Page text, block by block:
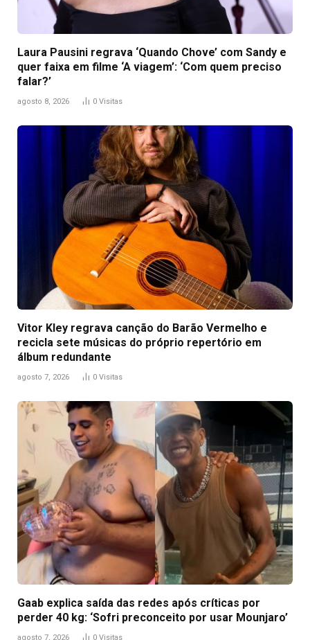
Laura Pausini regrava ‘Quando Chove’ com Sandy e
quer faixa em filme ‘A viagem’: ‘Com quem preciso
falar?’
agosto 8, 2026 0 Visitas
Vitor Kley regrava canção do Barão Vermelho e
recicla sete músicas do próprio repertório em
álbum redundante
agosto 7, 2026 0 Visitas
Gaab explica saída das redes após críticas por
perder 40 kg: ‘Sofri preconceito por usar Mounjaro’
agosto 7, 2026 0 Visitas